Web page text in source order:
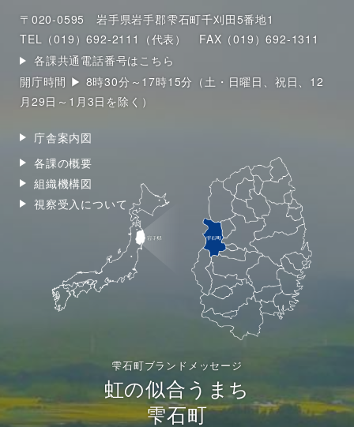
〒020-0595 岩手県岩手郡雫石町千刈田5番地1
TEL（019）692-2111（代表）
FAX（019）692-1311
各課共通電話番号はこちら
開庁時間 ▶ 8時30分～17時15分（土・日曜日、祝日、12
月29日～1月3日を除く）
庁舎案内図
各課の概要
組織機構図
視察受入について
雫石町ブランドメッセージ
虹の似合うまち
雫石町